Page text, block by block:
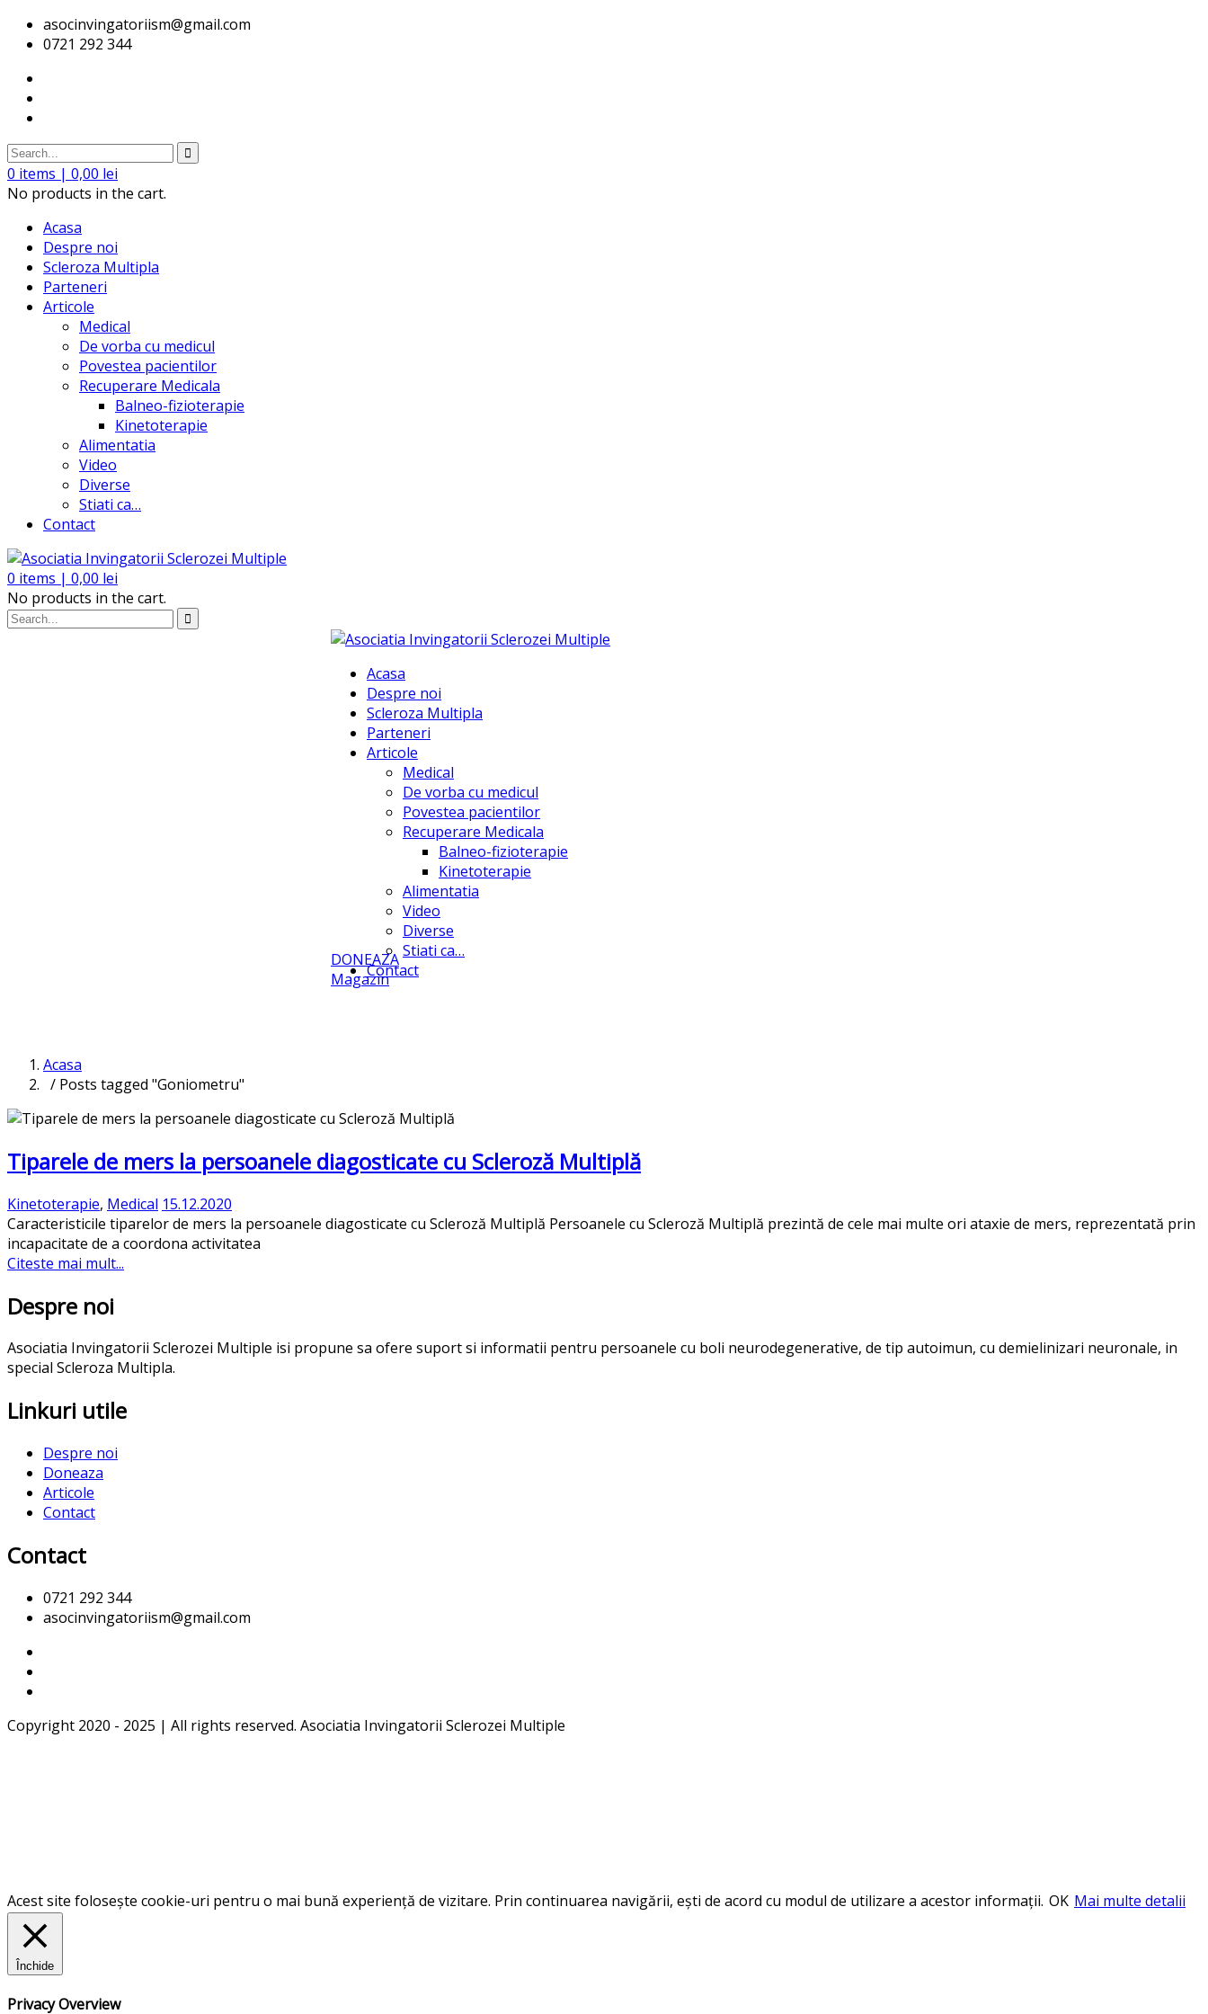
asocinvingatoriism@gmail.com
0721 292 344
0 items | 0,00 lei
No products in the cart.
Acasa
Despre noi
Scleroza Multipla
Parteneri
Articole
Medical
De vorba cu medicul
Povestea pacientilor
Recuperare Medicala
Balneo-fizioterapie
Kinetoterapie
Alimentatia
Video
Diverse
Stiati ca…
Contact
0 items | 0,00 lei
No products in the cart.
Acasa
Despre noi
Scleroza Multipla
Parteneri
Articole
Medical
De vorba cu medicul
Povestea pacientilor
Recuperare Medicala
Balneo-fizioterapie
Kinetoterapie
Alimentatia
Video
Diverse
Stiati ca…
Contact
DONEAZA
Magazin
Acasa
/ Posts tagged "Goniometru"
Tiparele de mers la persoanele diagosticate cu Scleroză Multiplă
Kinetoterapie, Medical 15.12.2020
Caracteristicile tiparelor de mers la persoanele diagosticate cu Scleroză Multiplă Persoanele cu Scleroză Multiplă prezintă de cele mai multe ori ataxie de mers, reprezentată prin
incapacitate de a coordona activitatea
Citeste mai mult...
Despre noi
Asociatia Invingatorii Sclerozei Multiple isi propune sa ofere suport si informatii pentru persoanele cu boli neurodegenerative, de tip autoimun, cu demielinizari neuronale, in
special Scleroza Multipla.
Linkuri utile
Despre noi
Doneaza
Articole
Contact
Contact
0721 292 344
asocinvingatoriism@gmail.com
Copyright 2020 - 2025 | All rights reserved. Asociatia Invingatorii Sclerozei Multiple
Acest site folosește cookie-uri pentru o mai bună experiență de vizitare. Prin continuarea navigării, ești de acord cu modul de utilizare a acestor informații. OK Mai multe detalii
Închide
Privacy Overview